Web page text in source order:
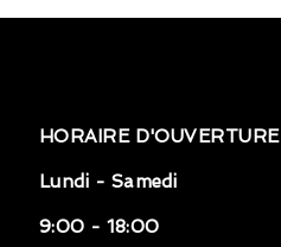
HORAIRE D'OUVERTURE
Lundi - Samedi
9:00 - 18:00